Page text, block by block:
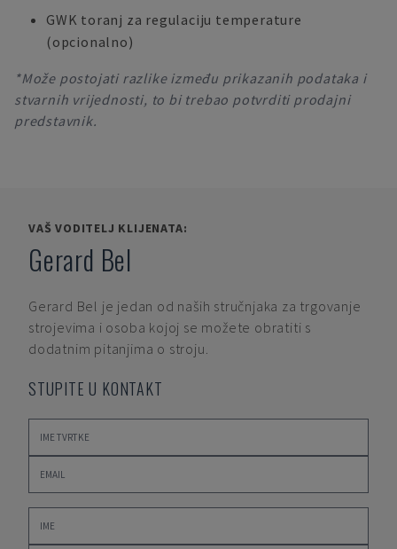
GWK toranj za regulaciju temperature
(opcionalno)
*Može postojati razlike između prikazanih podataka i
stvarnih vrijednosti, to bi trebao potvrditi prodajni
predstavnik.
VAŠ VODITELJ KLIJENATA:
Gerard Bel
Gerard Bel je jedan od naših stručnjaka za trgovanje
strojevima i osoba kojoj se možete obratiti s
dodatnim pitanjima o stroju.
STUPITE U KONTAKT